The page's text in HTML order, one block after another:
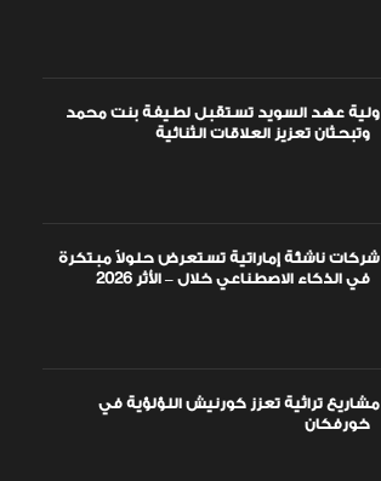
ولية عهد السويد تستقبل لطيفة بنت محمد
شركات ناشئة إماراتية تستعرض حلولاً مبتكرة
مشاريع تراثية تعزز كورنيش اللؤلؤية في